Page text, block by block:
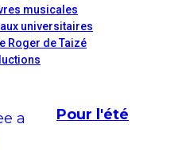
musicales
universitaires
Roger de Taizé
Pour l'été